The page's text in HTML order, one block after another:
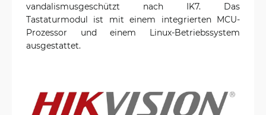
vandalismusgeschützt nach IK7. Das
Tastaturmodul ist mit einem integrierten MCU-
Prozessor und einem Linux-Betriebssystem
ausgestattet.